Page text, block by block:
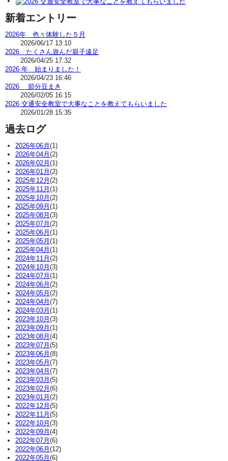
新着エントリー
2026年 色々体験した５月
2026/06/17 13:10
2026 たくさん遊んだ親子遠足
2026/04/25 17:32
2026 年 始まりました！
2026/04/23 16:46
2026 節分豆まき
2026/02/05 16:15
2026 交通安全教室で大事なことを教えてもらいました
2026/01/28 15:35
過去ログ
2026年06月 (1)
2026年04月 (2)
2026年02月 (1)
2026年01月 (2)
2025年12月 (2)
2025年11月 (1)
2025年10月 (2)
2025年09月 (1)
2025年08月 (3)
2025年07月 (2)
2025年06月 (1)
2025年05月 (1)
2025年04月 (1)
2024年11月 (2)
2024年10月 (3)
2024年07月 (1)
2024年06月 (2)
2024年05月 (2)
2024年04月 (7)
2024年03月 (1)
2023年10月 (3)
2023年09月 (1)
2023年08月 (4)
2023年07月 (5)
2023年06月 (8)
2023年05月 (7)
2023年04月 (7)
2023年03月 (5)
2023年02月 (6)
2023年01月 (2)
2022年12月 (5)
2022年11月 (5)
2022年10月 (3)
2022年09月 (4)
2022年07月 (6)
2022年06月 (12)
2022年05月 (6)